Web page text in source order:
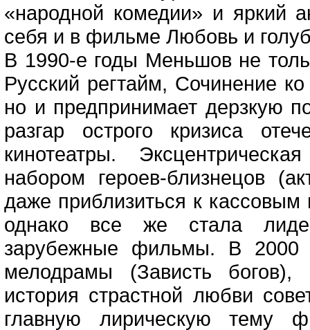
«народной комедии» и яркий
себя и в фильме Любовь и
В 1990-е годы Меньшов не
Русский регтайм, Сочинение
но и предпринимает дерзкую
разгар острого кризиса
кинотеатры.
набором героев-близнецов
даже приблизиться к
однако все же стала
зарубежные фильмы. В 2000
мелодрамы (Зависть
история страстной любви
главную лирическую тему